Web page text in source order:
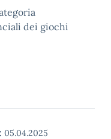
dei giochi
05.04.2025